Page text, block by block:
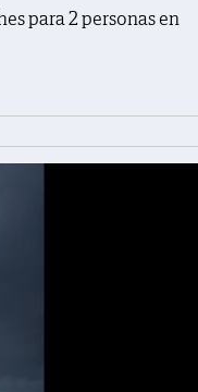
para 2 personas en